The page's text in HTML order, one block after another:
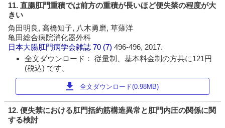
11. 直腸肛門重積では前方の重積が長いほど便失禁の程度が大
きい
角田明良, 高橋知子, 八木勇磨, 草薙洋
亀田総合病院消化器外科
日本大腸肛門病学会雑誌 70 (7)496-496, 2017.
全文ダウンロード： 従量制、基本料金制の方共に121円
(税込) です。
download 全文ダウンロード(0.98MB)
12. 便失禁における肛門括約筋構造異常と肛門内圧の関係に関
する検討